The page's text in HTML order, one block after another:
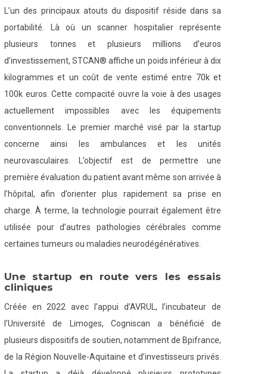
L’un des principaux atouts du dispositif réside dans sa
portabilité. Là où un scanner hospitalier représente
plusieurs tonnes et plusieurs millions d’euros
d’investissement, STCAN® affiche un poids inférieur à dix
kilogrammes et un coût de vente estimé entre 70k et
100k euros. Cette compacité ouvre la voie à des usages
actuellement impossibles avec les équipements
conventionnels. Le premier marché visé par la startup
concerne ainsi les ambulances et les unités
neurovasculaires. L’objectif est de permettre une
première évaluation du patient avant même son arrivée à
l’hôpital, afin d’orienter plus rapidement sa prise en
charge. À terme, la technologie pourrait également être
utilisée pour d’autres pathologies cérébrales comme
certaines tumeurs ou maladies neurodégénératives.
Une startup en route vers les essais
cliniques
Créée en 2022 avec l’appui d’AVRUL, l’incubateur de
l’Université de Limoges, Cogniscan a bénéficié de
plusieurs dispositifs de soutien, notamment de Bpifrance,
de la Région Nouvelle-Aquitaine et d’investisseurs privés.